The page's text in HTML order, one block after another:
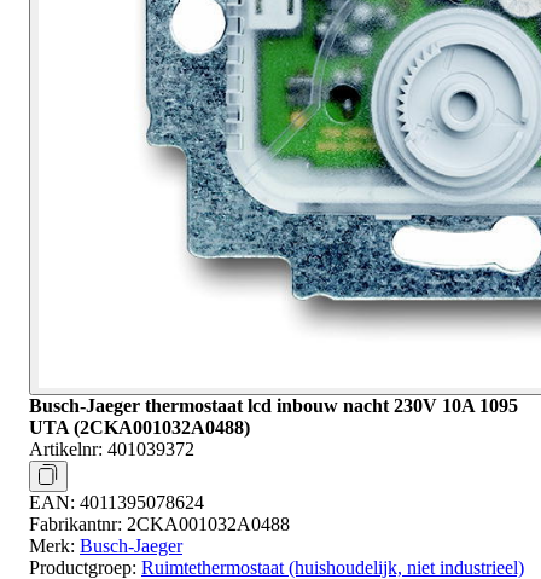
Busch-Jaeger thermostaat lcd inbouw nacht 230V 10A 1095
UTA (2CKA001032A0488)
Artikelnr: 401039372
EAN: 4011395078624
Fabrikantnr: 2CKA001032A0488
Merk: Busch-Jaeger
Productgroep: Ruimtethermostaat (huishoudelijk, niet industrieel)